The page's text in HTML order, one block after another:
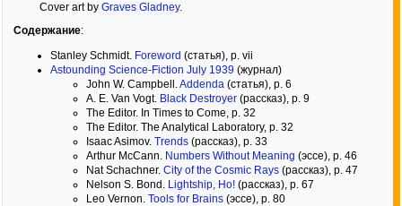
Cover art by Graves Gladney.
Содержание:
Stanley Schmidt. Foreword (статья), p. vii
Astounding Science-Fiction July 1939 (журнал)
John W. Campbell.Addenda (статья), p. 6
A. E. Van Vogt. Black Destroyer (рассказ), p. 9
The Editor. In Times to Come, p. 32
The Editor. The Analytical Laboratory, p. 32
Isaac Asimov. Trends (рассказ), p. 33
Arthur McCann. Numbers Without Meaning (эссе), p. 46
Nat Schachner. City of the Cosmic Rays (рассказ), p. 47
Nelson S. Bond. Lightship, Ho! (рассказ), p. 67
Leo Vernon. Tools for Brains (эссе), p. 80